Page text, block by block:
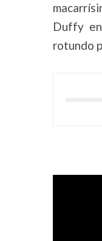
Duffy
rotundo